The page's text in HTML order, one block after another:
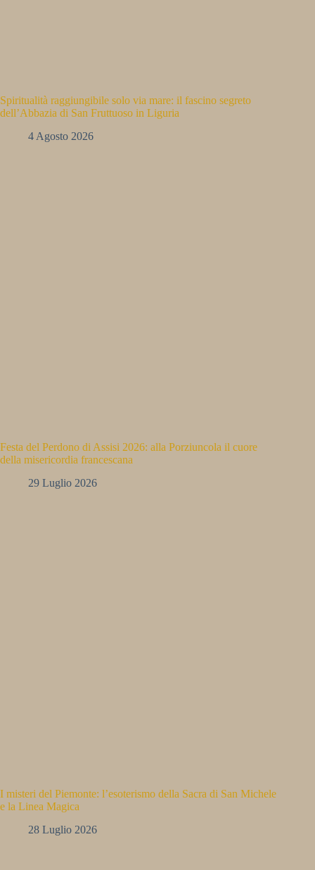
Spiritualità raggiungibile solo via mare: il fascino segreto
dell’Abbazia di San Fruttuoso in Liguria
4 Agosto 2026
Festa del Perdono di Assisi 2026: alla Porziuncola il cuore
della misericordia francescana
29 Luglio 2026
I misteri del Piemonte: l’esoterismo della Sacra di San Michele
e la Linea Magica
28 Luglio 2026